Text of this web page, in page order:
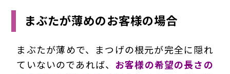
まぶたが薄めのお客様の場合
まぶたが薄めで、まつげの根元が完全に隠れ
ていないのであれば、 お客様の希望の長さの